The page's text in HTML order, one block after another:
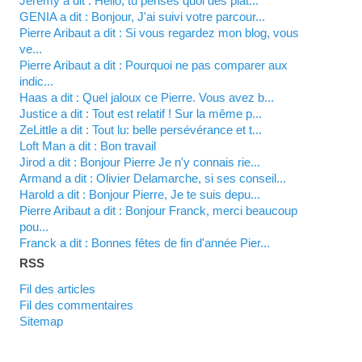
GENIA a dit : Bonjour, J'ai suivi votre parcour...
Pierre Aribaut a dit : Si vous regardez mon blog, vous
ve...
Pierre Aribaut a dit : Pourquoi ne pas comparer aux
indic...
Haas a dit : Quel jaloux ce Pierre. Vous avez b...
justice a dit : Tout est relatif ! Sur la même p...
zeLittle a dit : Tout lu: belle persévérance et t...
Loft Man a dit : Bon travail
Jirod a dit : Bonjour Pierre Je n'y connais rie...
Armand a dit : Olivier Delamarche, si ses conseil...
harold a dit : Bonjour Pierre, Je te suis depu...
Pierre Aribaut a dit : Bonjour Franck, merci beaucoup
pou...
franck a dit : Bonnes fêtes de fin d'année Pier...
RSS
Fil des articles
Fil des commentaires
Sitemap